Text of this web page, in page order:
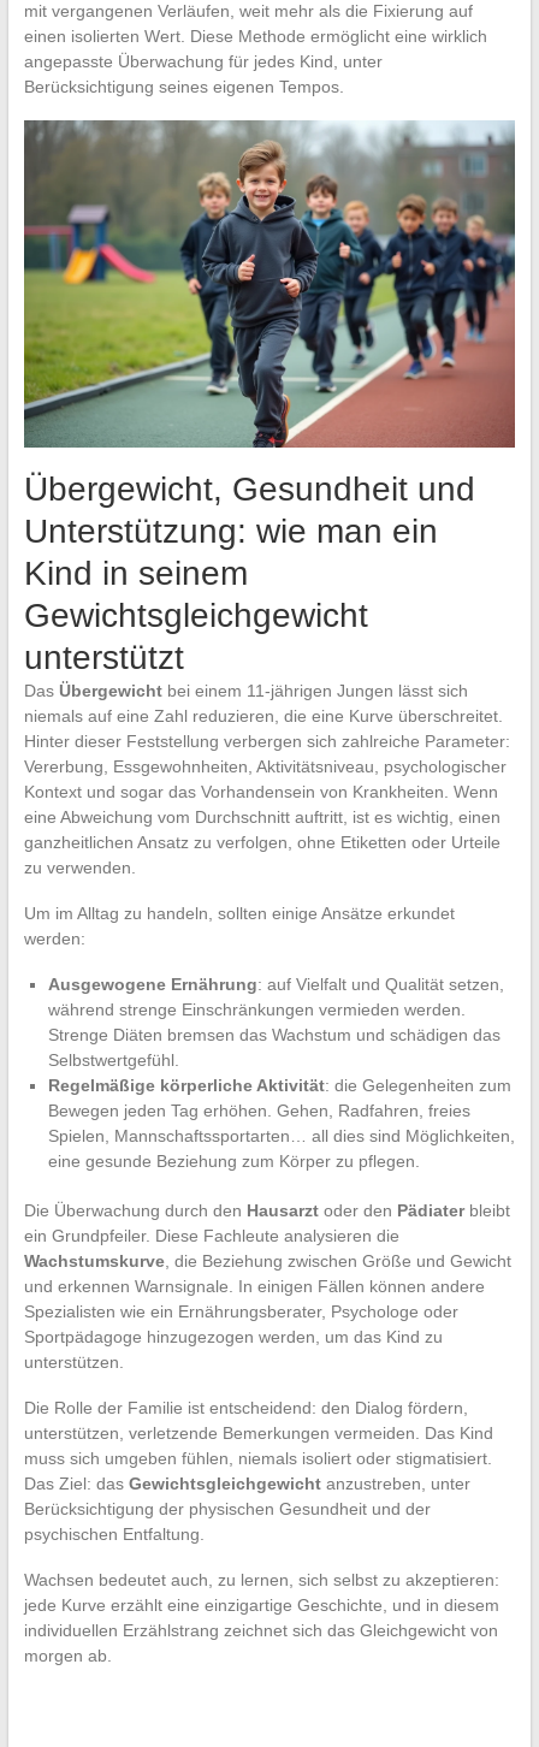
mit vergangenen Verläufen, weit mehr als die Fixierung auf
einen isolierten Wert. Diese Methode ermöglicht eine wirklich
angepasste Überwachung für jedes Kind, unter
Berücksichtigung seines eigenen Tempos.
Übergewicht, Gesundheit und
Unterstützung: wie man ein
Kind in seinem
Gewichtsgleichgewicht
unterstützt
Das Übergewichtbei einem 11-jährigen Jungen lässt sich
niemals auf eine Zahl reduzieren, die eine Kurve überschreitet.
Hinter dieser Feststellung verbergen sich zahlreiche Parameter:
Vererbung, Essgewohnheiten, Aktivitätsniveau, psychologischer
Kontext und sogar das Vorhandensein von Krankheiten. Wenn
eine Abweichung vom Durchschnitt auftritt, ist es wichtig, einen
ganzheitlichen Ansatz zu verfolgen, ohne Etiketten oder Urteile
zu verwenden.
Um im Alltag zu handeln, sollten einige Ansätze erkundet
werden:
Ausgewogene Ernährung: auf Vielfalt und Qualität setzen,
während strenge Einschränkungen vermieden werden.
Strenge Diäten bremsen das Wachstum und schädigen das
Selbstwertgefühl.
Regelmäßige körperliche Aktivität: die Gelegenheiten zum
Bewegen jeden Tag erhöhen. Gehen, Radfahren, freies
Spielen, Mannschaftssportarten… all dies sind Möglichkeiten,
eine gesunde Beziehung zum Körper zu pflegen.
Die Überwachung durch den Hausarztoder den Pädiaterbleibt
ein Grundpfeiler. Diese Fachleute analysieren die
Wachstumskurve, die Beziehung zwischen Größe und Gewicht
und erkennen Warnsignale. In einigen Fällen können andere
Spezialisten wie ein Ernährungsberater, Psychologe oder
Sportpädagoge hinzugezogen werden, um das Kind zu
unterstützen.
Die Rolle der Familie ist entscheidend: den Dialog fördern,
unterstützen, verletzende Bemerkungen vermeiden. Das Kind
muss sich umgeben fühlen, niemals isoliert oder stigmatisiert.
Das Ziel: das Gewichtsgleichgewichtanzustreben, unter
Berücksichtigung der physischen Gesundheit und der
psychischen Entfaltung.
Wachsen bedeutet auch, zu lernen, sich selbst zu akzeptieren:
jede Kurve erzählt eine einzigartige Geschichte, und in diesem
individuellen Erzählstrang zeichnet sich das Gleichgewicht von
morgen ab.